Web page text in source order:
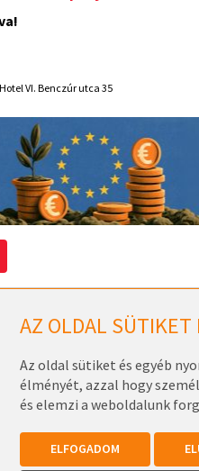
AZ OLDAL SÜTIKET
Az oldal sütiket és egyéb
élményét, azzal hogy
és elemzi a weboldalunk
ELFOGADOM
2026. szeptember 9.
TÁJÉKOZTATÓK